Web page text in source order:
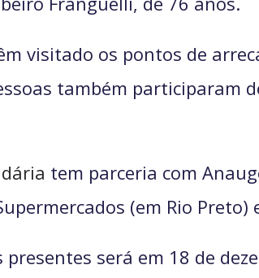
visitado os pontos de
também participaram
tem parceria com
(em Rio
presentes será em 18 de